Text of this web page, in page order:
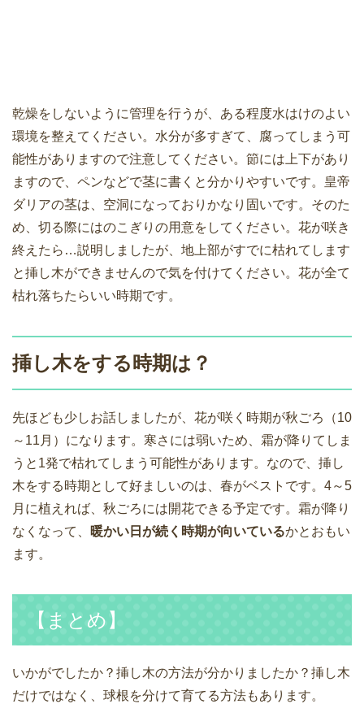
乾燥をしないように管理を行うが、ある程度水はけのよい
環境を整えてください。水分が多すぎて、腐ってしまう可
能性がありますので注意してください。節には上下があり
ますので、ペンなどで茎に書くと分かりやすいです。皇帝
ダリアの茎は、空洞になっておりかなり固いです。そのた
め、切る際にはのこぎりの用意をしてください。花が咲き
終えたら…説明しましたが、地上部がすでに枯れてします
と挿し木ができませんので気を付けてください。花が全て
枯れ落ちたらいい時期です。
挿し木をする時期は？
先ほども少しお話しましたが、花が咲く時期が秋ごろ（10
～11月）になります。寒さには弱いため、霜が降りてしま
うと1発で枯れてしまう可能性があります。なので、挿し
木をする時期として好ましいのは、春がベストです。4～5
月に植えれば、秋ごろには開花できる予定です。霜が降り
なくなって、
暖かい日が続く時期が向いているかとおもい
ます。
【まとめ】
いかがでしたか？挿し木の方法が分かりましたか？挿し木
だけではなく、球根を分けて育てる方法もあります。